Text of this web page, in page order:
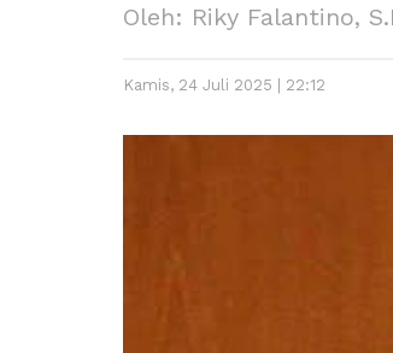
Oleh: Riky Falantino,
Kamis, 24 Juli 2025 | 22:12